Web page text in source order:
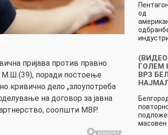
пријава против правно
М.Ш.(39), поради постоење
кривично дело „злоупотреба
на договор за јавна
соопшти МВР.
од
ГОЛЕМ
ВРЗ
масовен